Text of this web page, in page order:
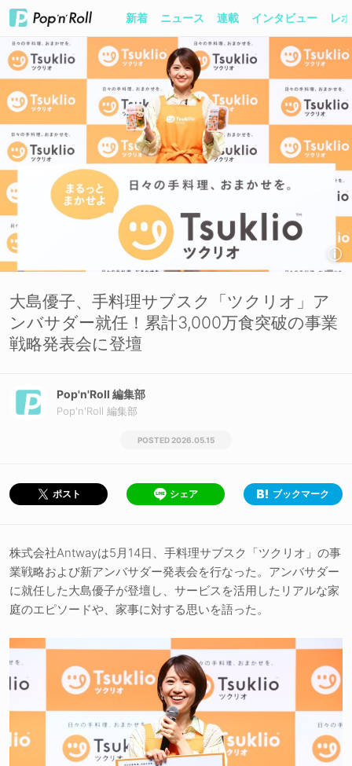
新着 ニュース 連載 インタビュー レ
大島優子、手料理サブスク「ツクリオ」ア
ンバサダー就任！累計3,000万食突破の事業
戦略発表会に登壇
Pop'n'Roll 編集部
Pop'n'Roll 編集部
2026.05.15
ポスト シェア ブックマーク
株式会社Antwayは5月14日、手料理サブスク「ツクリオ」の事
業戦略および新アンバサダー発表会を行なった。アンバサダー
に就任した大島優子が登壇し、サービスを活用したリアルな家
庭のエピソードや、家事に対する思いを語った。